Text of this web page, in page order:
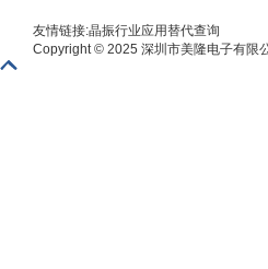
友情链接:晶振行业应用替代查询
Copyright © 2025 深圳市美隆电子有限